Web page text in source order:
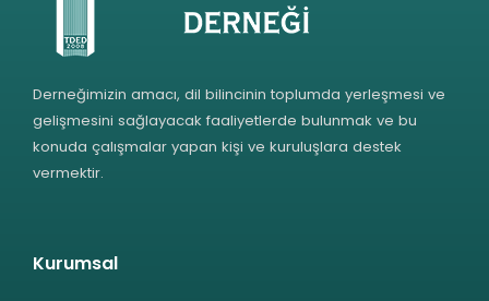
Derneğimizin amacı, dil bilincinin toplumda yerleşmesi ve
gelişmesini sağlayacak faaliyetlerde bulunmak ve bu
konuda çalışmalar yapan kişi ve kuruluşlara destek
vermektir.
Kurumsal